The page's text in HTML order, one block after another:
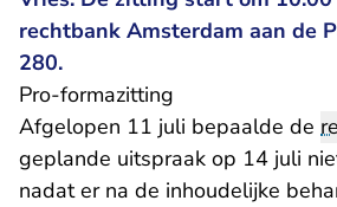
rechtbank Amsterdam aan de
280.
Pro-formazitting
Afgelopen 11 juli bepaalde de
geplande uitspraak op 14 juli
nadat er na de inhoudelijke